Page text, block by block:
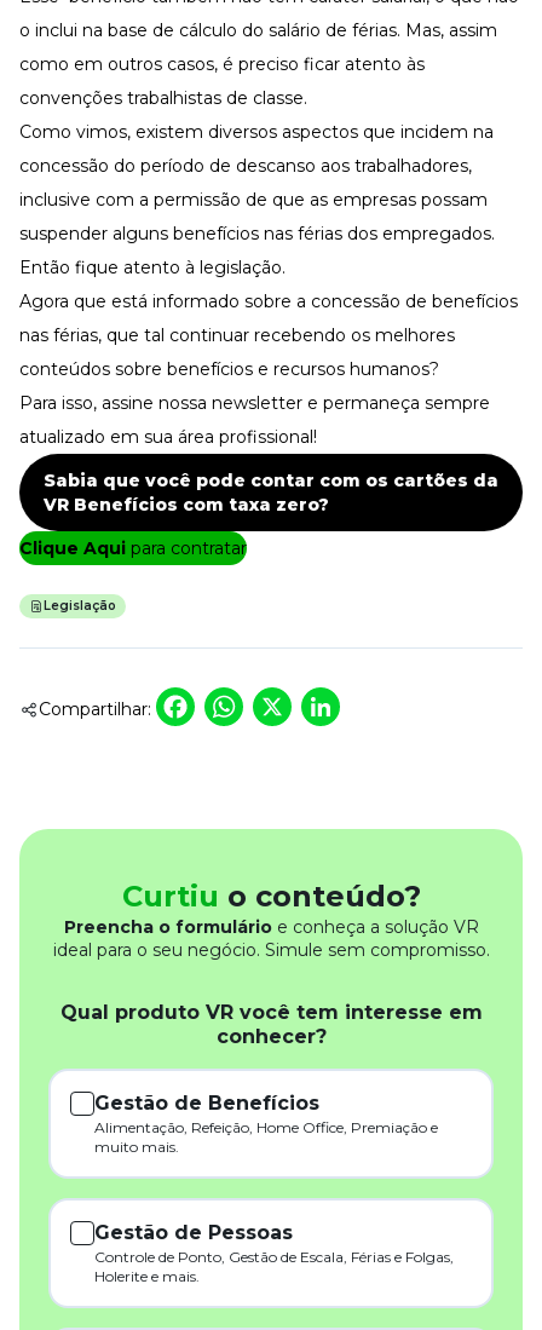
o inclui na base de cálculo do salário de férias. Mas, assim
como em outros casos, é preciso ficar atento às
convenções trabalhistas de classe.
Como vimos, existem diversos aspectos que incidem na
concessão do período de descanso aos trabalhadores,
inclusive com a permissão de que as empresas possam
suspender alguns benefícios nas férias dos empregados.
Então fique atento à legislação.
Agora que está informado sobre a concessão de benefícios
nas férias, que tal continuar recebendo os melhores
conteúdos sobre benefícios e recursos humanos?
Para isso, assine nossa newsletter e permaneça sempre
atualizado em sua área profissional!
Sabia que você pode contar com os cartões da
VR Benefícios com taxa zero?
Clique Aqui para contratar
Legislação
Compartilhar: Facebook
WhatsApp
X
Curtiu o conteúdo?
Preencha o formulárioe conheça a solução VR
ideal para o seu negócio. Simule sem compromisso.
Qual produto VR você tem interesse em
conhecer?
Gestão de Benefícios
Alimentação, Refeição, Home Office, Premiação e
muito mais.
Gestão de Pessoas
Controle de Ponto, Gestão de Escala, Férias e Folgas,
Holerite e mais.